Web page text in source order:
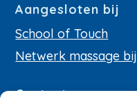
Aangesloten bij
School of Touch
Netwerk massage
Contact